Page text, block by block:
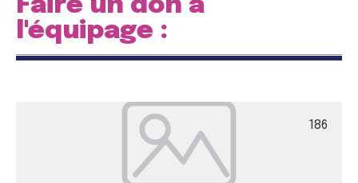
Faire un don à
l'équipage :
186